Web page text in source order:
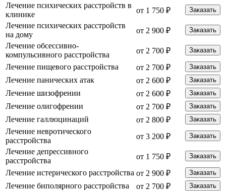
Лечение психических расстройств в
клинике
от 1 750 ₽ Заказать
Лечение психических расстройств
на дому
от 2 900 ₽ Заказать
Лечение обсессивно-
компульсивного расстройства
от 2 700 ₽ Заказать
Лечение пищевого расстройства от 2 700 ₽ Заказать
Лечение панических атак от 2 600 ₽ Заказать
Лечение шизофрении от 2 600 ₽ Заказать
Лечение олигофрении от 2 700 ₽ Заказать
Лечение галлюцинаций от 2 800 ₽ Заказать
Лечение невротического
расстройства
от 3 200 ₽ Заказать
Лечение депрессивного
расстройства
от 1 750 ₽ Заказать
Лечение истерического расстройства от 2 900 ₽ Заказать
Лечение биполярного расстройства от 2 700 ₽ Заказать